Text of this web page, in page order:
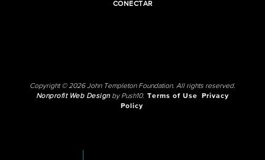
CONECTAR
Copyright © 2026 John Templeton Foundation. All rights reserved.
Nonprofit Web Designby Push10. Terms of Use
Privacy
Policy